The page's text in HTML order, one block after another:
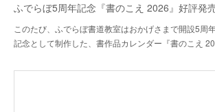
ふでらぼ5周年記念『書のこえ 2026』好評発
このたび、ふでらぼ書道教室はおかげさまで開設5周
記念として制作した、書作品カレンダー『書のこえ